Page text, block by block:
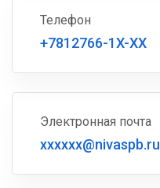
Телефон
+7812766-1X-XX
Электронная почта
xxxxxx@nivaspb.ru